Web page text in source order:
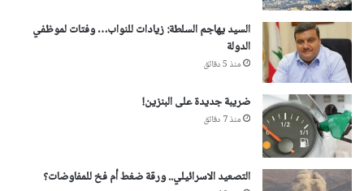
السيد يهاجم السلطة: زيادات للنواب… وفتات لموظفي
الدولة
منذ 5 دقائق
ضريبة جديدة على البنزين!
منذ 7 دقائق
التصعيد الاسرائيلي.. ورقة ضغط أم فخ للمفاوضات؟